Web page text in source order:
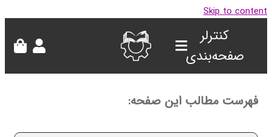
Skip to
کنترلر
صفحه‌بندی
مطالب این صفحه: